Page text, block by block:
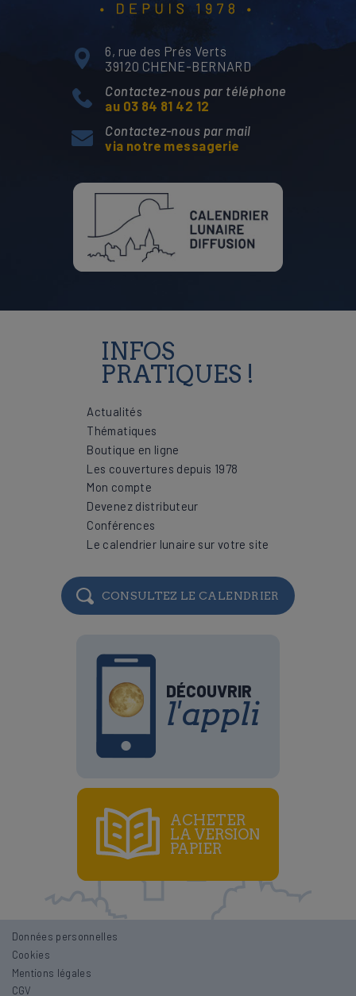
6, rue des Prés Verts
39120 CHENE-BERNARD
Contactez-nous par téléphone
au 03 84 81 42 12
Contactez-nous par mail
via notre messagerie
INFOS
PRATIQUES !
Actualités
Thématiques
Boutique en ligne
Les couvertures depuis 1978
Mon compte
Devenez distributeur
Conférences
Le calendrier lunaire sur votre site
CONSULTEZ LE CALENDRIER
DÉCOUVRIR
l'appli
ACHETER
LA VERSION
PAPIER
Données personnelles
Cookies
Mentions légales
CGV